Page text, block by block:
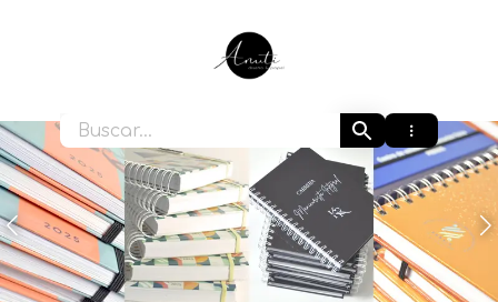
Anterior